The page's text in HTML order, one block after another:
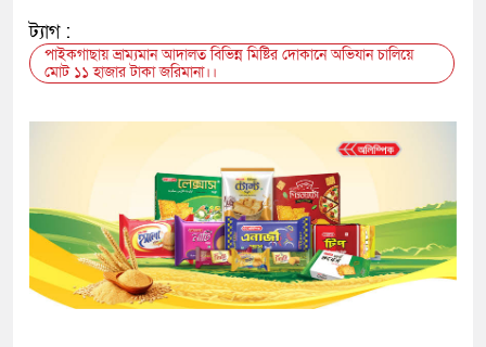
ট্যাগ :
পাইকগাছায় ভ্রাম্যমান আদালত বিভিন্ন মিষ্টির দোকানে অভিযান চালিয়ে
মোট ১১ হাজার টাকা জরিমানা।।